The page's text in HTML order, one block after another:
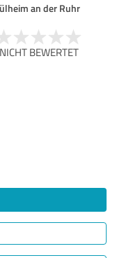
an der Ruhr
NICHT BEWERTET